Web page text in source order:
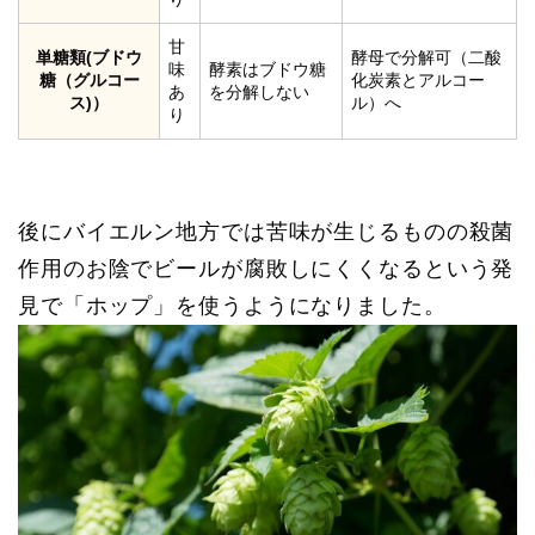
単糖類(ブドウ
糖（グルコー
ス)）
甘
味
あ
り
酵素はブドウ糖
を分解しない
酵母で分解可（二酸
化炭素とアルコー
ル）へ
後にバイエルン地方では苦味が生じるものの殺菌
作用のお陰でビールが腐敗しにくくなるという発
見で「ホップ」を使うようになりました。